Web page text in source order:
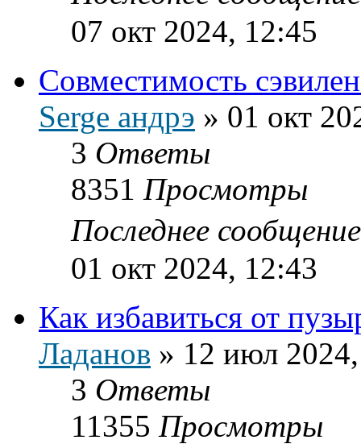
07 окт 2024, 12:45
Совместимость
Serge андрэ » 01 окт
3 Ответы
8351 Просмотры
Последнее
01 окт 2024, 12:43
Как избавиться от
Ладанов » 12 июл
3 Ответы
11355 Просмотры